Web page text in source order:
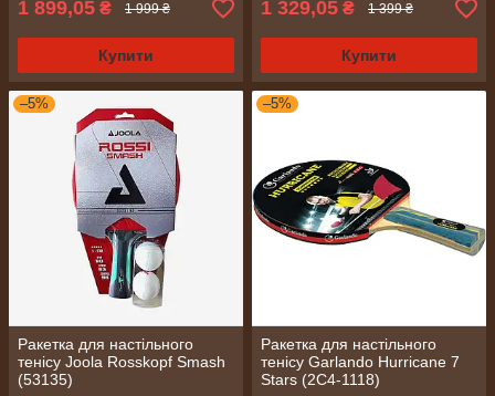
1 899,05 ₴ 1 999 ₴
Купити
1 329,05 ₴ 1 399 ₴
Купити
–5%
Ракетка для настільного
тенісу Joola Rosskopf Smash
(53135)
–5%
Ракетка для настільного
тенісу Garlando Hurricane 7
Stars (2C4-1118)